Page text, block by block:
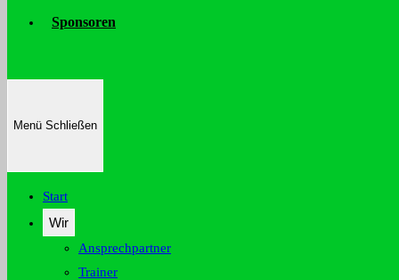
Sponsoren
Menü Schließen
Start
Wir
Ansprechpartner
Trainer